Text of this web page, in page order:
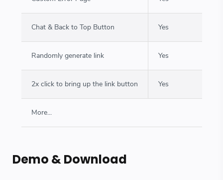
Chat & Back to Top Button Yes
Randomly generate link Yes
2x click to bring up the link button Yes
More...
Demo & Download